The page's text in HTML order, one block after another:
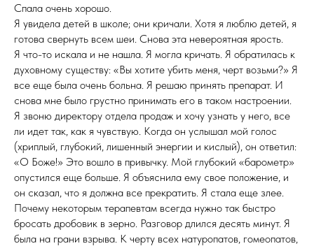
Спала очень хорошо.
Я увидела детей в школе; они кричали. Хотя я люблю детей, я
готова свернуть всем шеи. Снова эта невероятная ярость.
Я что-то искала и не нашла. Я могла кричать. Я обратилась к
духовному существу: «Вы хотите убить меня, черт возьми?» Я
все еще была очень больна. Я решаю принять препарат. И
снова мне было грустно принимать его в таком настроении.
Я звоню директору отдела продаж и хочу узнать у него, все
ли идет так, как я чувствую. Когда он услышал мой голос
(хриплый, глубокий, лишенный энергии и кислый), он ответил:
«О Боже!» Это вошло в привычку. Мой глубокий «барометр»
опустился еще больше. Я объяснила ему свое положение, и
он сказал, что я должна все прекратить. Я стала еще злее.
Почему некоторым терапевтам всегда нужно так быстро
бросать дробовик в зерно. Разговор длился десять минут. Я
была на грани взрыва. К черту всех натуропатов, гомеопатов,